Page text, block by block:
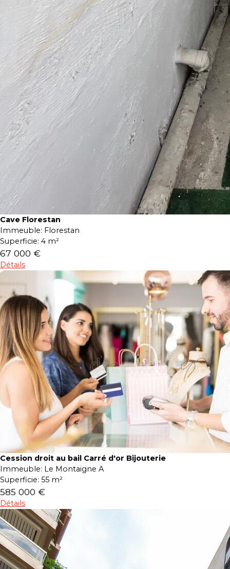
Cave Florestan
Immeuble: Florestan
Superficie: 4 m²
67 000 €
Détails
Cession droit au bail Carré d'or Bijouterie
Immeuble: Le Montaigne A
Superficie: 55 m²
585 000 €
Détails